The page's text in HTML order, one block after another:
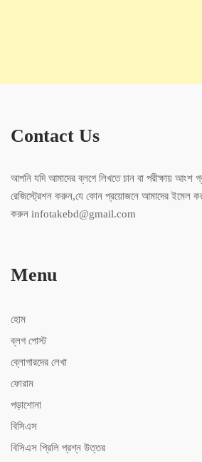
Contact Us
আপনি যদি আমাদের ব্লগে লিখতে চান বা পরীক্ষায় আংশ
রেজিস্ট্রেশন করুন,যে কোন প্রয়োজনে আমাদের ইমেল
করুন infotakebd@gmail.com
Menu
হোম
ব্লগ পোস্ট
ব্লোগারদের লেখা
ফোরাম
পড়াশোনা
বিসিএস
বিসিএস ‍প্রিলি প্রশ্ন উত্তর